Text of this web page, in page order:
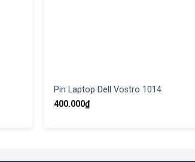
Pin Laptop Dell Vostro 1014
400.000₫